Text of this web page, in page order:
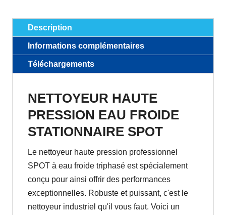
pression
à
froide
triphasé
Description
Informations complémentaires
Téléchargements
NETTOYEUR HAUTE
PRESSION EAU FROIDE
STATIONNAIRE SPOT
Le nettoyeur haute pression professionnel
SPOT à eau froide triphasé est spécialement
conçu pour ainsi offrir des performances
exceptionnelles. Robuste et puissant, c'est le
nettoyeur industriel qu'il vous faut. Voici un